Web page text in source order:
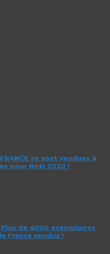
FRANCE se sont vendues à
pour Noël 2020 !
de 4000 exemplaires
France vendus !